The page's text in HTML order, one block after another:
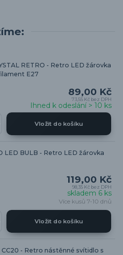
RETRO - Retro LED žárovka
E27
89,00 Kč
73,55 Kč bez DPH
Ihned k odeslání > 10 ks
Vložit do košíku
LED BULB - Retro LED žárovka
119,00 Kč
98,35 Kč bez DPH
skladem 6 ks
Více kusů 7-10 dnů
Vložit do košíku
CC20 - Retro nástěnné svítidlo s